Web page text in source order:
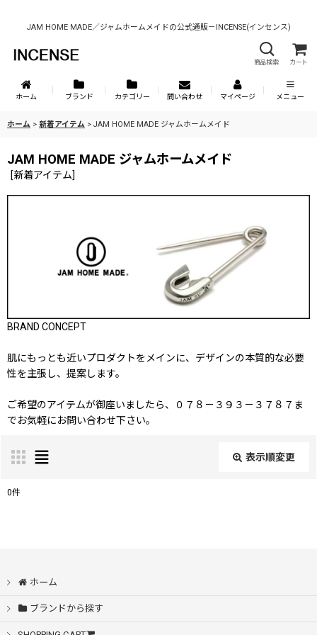
JAM HOME MADE／ジャムホームメイドの公式通販－INCENSE(インセンス)
商品検索 カート
ホーム ブランド カテゴリー 問い合わせ マイページ メニュー
ホーム > 新着アイテム > JAM HOME MADE ジャムホームメイド
JAM HOME MADE ジャムホームメイド
[新着アイテム]
BRAND CONCEPT
肌にもっとも近いプロダクトをメインに、デザインの本質的な必要
性を主張し、提案します。
ご希望のアイテムが御座いましたら、０７８－３９３－３７８７ま
でお気軽にお問い合わせ下さい。
表示順変更
並び順:
0件
ホーム
ブランドから探す